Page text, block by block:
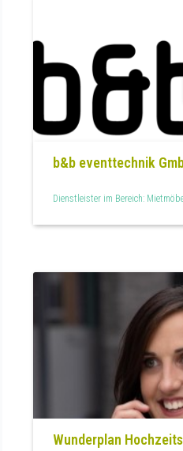
b&b eventtechnik
Dienstleister im Bereich:
Wunderplan